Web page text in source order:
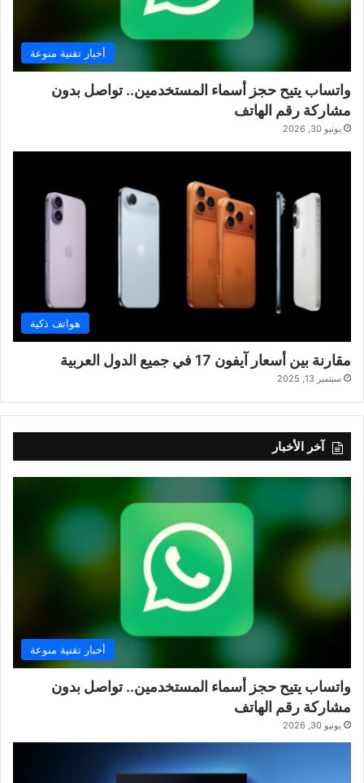
أخبار تقنية منوعة
واتساب يتيح حجز أسماء المستخدمين.. تواصل بدون
مشاركة رقم الهاتف
يونيو 30, 2026
هواتف ذكية
مقارنة بين أسعار آيفون 17 في جميع الدول العربية
سبتمبر 13, 2025
آخر الأخبار
أخبار تقنية منوعة
واتساب يتيح حجز أسماء المستخدمين.. تواصل بدون
مشاركة رقم الهاتف
يونيو 30, 2026